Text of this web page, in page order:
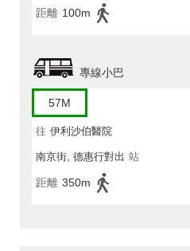
距離 100m
專線小巴
57M
往 伊利沙伯醫院
南京街, 德惠行對出 站
距離 350m